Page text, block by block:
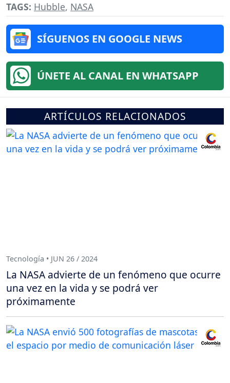
TAGS: Hubble, NASA
SÍGUENOS EN GOOGLE NEWS
ÚNETE AL CANAL EN WHATSAPP
ARTÍCULOS RELACIONADOS
Tecnología • JUN 26 / 2024
La NASA advierte de un fenómeno que ocurre
una vez en la vida y se podrá ver
próximamente